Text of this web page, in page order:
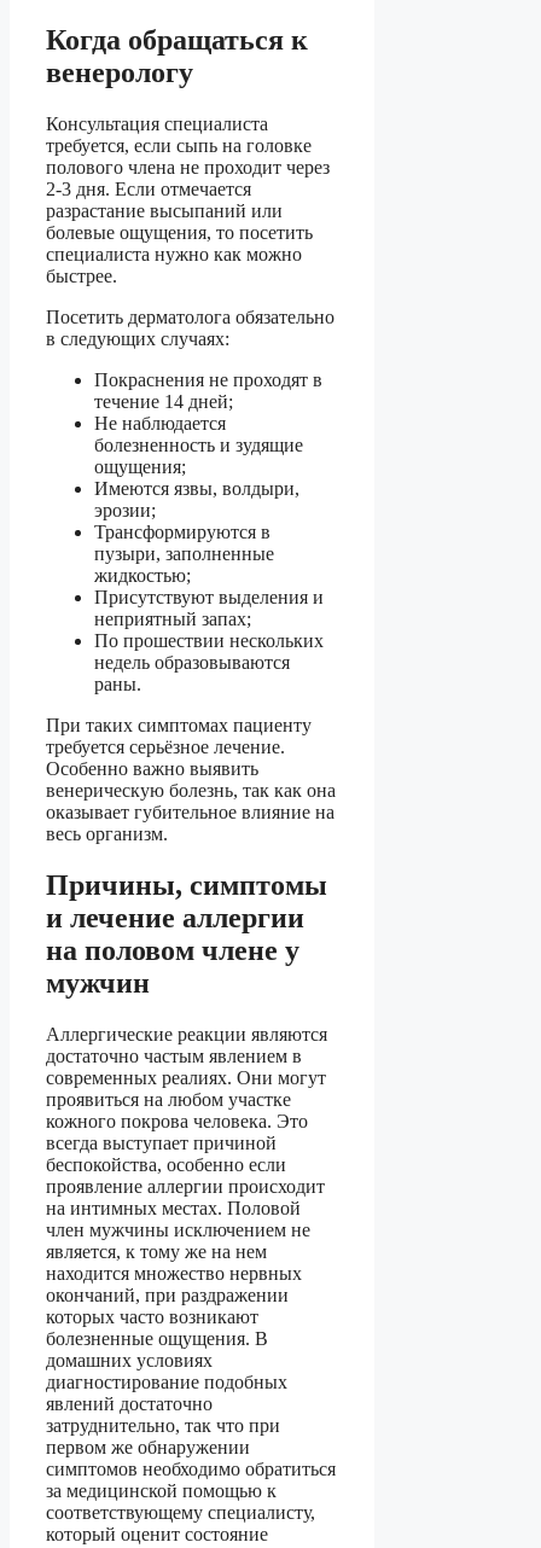
Когда обращаться к
венерологу
Консультация специалиста
требуется, если сыпь на головке
полового члена не проходит через
2-3 дня. Если отмечается
разрастание высыпаний или
болевые ощущения, то посетить
специалиста нужно как можно
быстрее.
Посетить дерматолога обязательно
в следующих случаях:
Покраснения не проходят в
течение 14 дней;
Не наблюдается
болезненность и зудящие
ощущения;
Имеются язвы, волдыри,
эрозии;
Трансформируются в
пузыри, заполненные
жидкостью;
Присутствуют выделения и
неприятный запах;
По прошествии нескольких
недель образовываются
раны.
При таких симптомах пациенту
требуется серьёзное лечение.
Особенно важно выявить
венерическую болезнь, так как она
оказывает губительное влияние на
весь организм.
Причины, симптомы
и лечение аллергии
на половом члене у
мужчин
Аллергические реакции являются
достаточно частым явлением в
современных реалиях. Они могут
проявиться на любом участке
кожного покрова человека. Это
всегда выступает причиной
беспокойства, особенно если
проявление аллергии происходит
на интимных местах. Половой
член мужчины исключением не
является, к тому же на нем
находится множество нервных
окончаний, при раздражении
которых часто возникают
болезненные ощущения. В
домашних условиях
диагностирование подобных
явлений достаточно
затруднительно, так что при
первом же обнаружении
симптомов необходимо обратиться
за медицинской помощью к
соответствующему специалисту,
который оценит состояние